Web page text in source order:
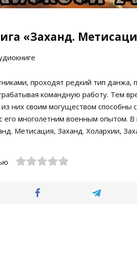
«Заханд.
проходят редкий тип
командную работу. Тем
них своим могуществом способны
его многолетним военным опытом.
Метисация, Заханд. Холархии,